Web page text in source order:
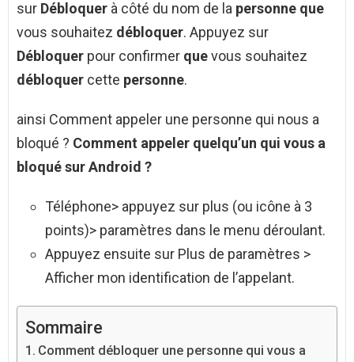
sur Débloquer à côté du nom de la personne que
vous souhaitez débloquer. Appuyez sur
Débloquer pour confirmer quevous souhaitez
débloquer cette personne.
ainsi Comment appeler une personne qui nous a
bloqué ? Comment appeler quelqu’un qui vous a
bloquésurAndroid ?
Téléphone> appuyez sur plus (ou icône à 3
points)> paramètres dans le menu déroulant.
Appuyez ensuite sur Plus de paramètres >
Afficher mon identification de l’appelant.
Sommaire
Comment débloquer une personne qui vous a